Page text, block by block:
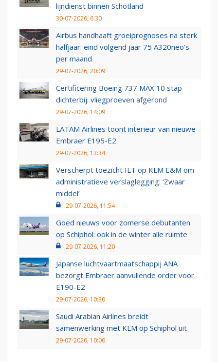
lijndienst binnen Schotland
30-07-2026, 6:30
Airbus handhaaft groeiprognoses na sterk
halfjaar: eind volgend jaar 75 A320neo’s
per maand
29-07-2026, 20:09
Certificering Boeing 737 MAX 10 stap
dichterbij: vliegproeven afgerond
29-07-2026, 14:09
LATAM Airlines toont interieur van nieuwe
Embraer E195-E2
29-07-2026, 13:34
Verscherpt toezicht ILT op KLM E&M om
administratieve verslaglegging: ‘Zwaar
middel’
29-07-2026, 11:54
Goed nieuws voor zomerse debutanten
op Schiphol: ook in de winter alle ruimte
29-07-2026, 11:20
Japanse luchtvaartmaatschappij ANA
bezorgt Embraer aanvullende order voor
E190-E2
29-07-2026, 10:30
Saudi Arabian Airlines breidt
samenwerking met KLM op Schiphol uit
29-07-2026, 10:00